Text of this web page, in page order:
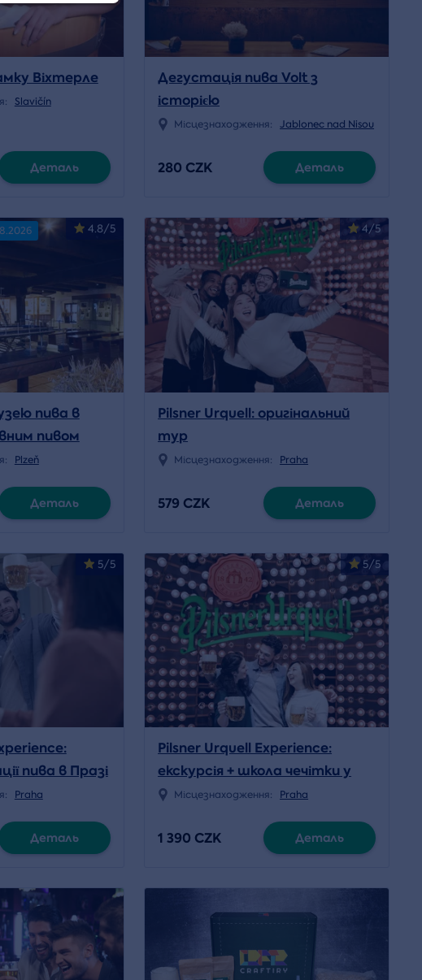
Віхтерле
Slavičín
Деталь
Дегустація пива Volt з
історією
Місцезнаходження: Jablonec nad Nisou
280 CZK Деталь
4.8/5
пива в
пивом
Plzeň
Деталь
4/5
Pilsner Urquell: оригінальний
тур
Місцезнаходження: Praha
579 CZK Деталь
5/5
пива в Празі
Praha
Деталь
5/5
Pilsner Urquell Experience:
екскурсія + школа чечітки у
Празі
Місцезнаходження: Praha
1 390 CZK Деталь